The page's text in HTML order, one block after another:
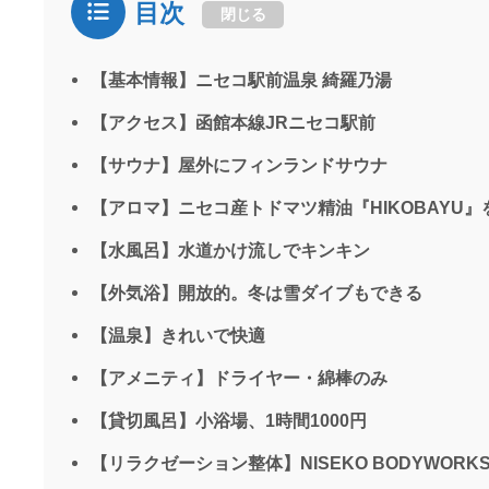
目次 閉じる
【基本情報】ニセコ駅前温泉 綺羅乃湯
【アクセス】函館本線JRニセコ駅前
【サウナ】屋外にフィンランドサウナ
【アロマ】ニセコ産トドマツ精油『HIKOBAYU』
【水風呂】水道かけ流しでキンキン
【外気浴】開放的。冬は雪ダイブもできる
【温泉】きれいで快適
【アメニティ】ドライヤー・綿棒のみ
【貸切風呂】小浴場、1時間1000円
【リラクゼーション整体】NISEKO BODYWORKS